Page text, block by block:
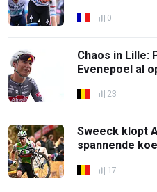
0
Chaos in Lille:
Evenepoel al
23
Sweeck klopt
spannende
17